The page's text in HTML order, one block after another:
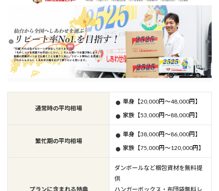
通常時の平均相場
単身【20,000円～48,000円】
家族【53,000円～88,000円】
繁忙期の平均相場
単身【38,000円～86,000円】
家族【75,000円～120,000円】
プランに含まれる特典
ダンボールなど梱包資材を無料提
供
ハンガーボックス・布団袋無料レ